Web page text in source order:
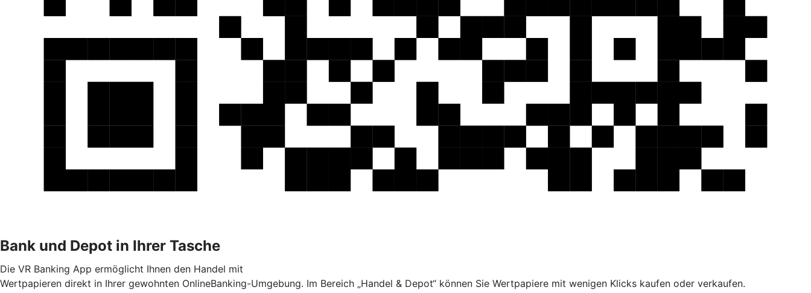
Bank und Depot in Ihrer Tasche
Die VR Banking App ermöglicht Ihnen den Handel mit
Wertpapieren direkt in Ihrer gewohnten OnlineBanking-Umgebung. Im Bereich „Handel & Depot“ können Sie Wertpapiere mit wenigen Klicks kaufen oder verkaufen.